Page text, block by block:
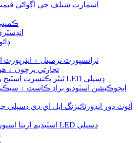
اسمارٽ شيلف جي اڳواڻي
ٽرانسپورٽ ٽرمينل ۽ ايئرپورٽ
تجارتي پرچون ۽
ٿيٽر ڪنسرٽ اسٽيج واقعا ۽ چرچ LED ڊسپلي
ايجوڪيشن اسٽوڊيو براڊ ڪاسٽ ۽
آئوٽ ڊور ايڊورٽائيزنگ ايل اي ڊي ڊسپلي
اسٽيڊيم ارينا اسپورٽس پريميٽر LED ڊسپلي